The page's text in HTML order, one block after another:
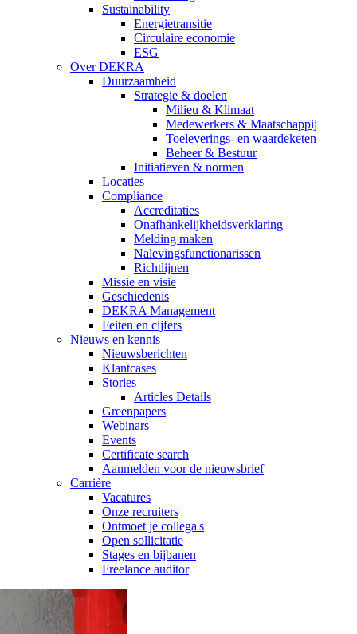
Sustainability
Energietransitie
Circulaire economie
ESG
Over DEKRA
Duurzaamheid
Strategie & doelen
Milieu & Klimaat
Medewerkers & Maatschappij
Toeleverings- en waardeketen
Beheer & Bestuur
Initiatieven & normen
Locaties
Compliance
Accreditaties
Onafhankelijkheidsverklaring
Melding maken
Nalevingsfunctionarissen
Richtlijnen
Missie en visie
Geschiedenis
DEKRA Management
Feiten en cijfers
Nieuws en kennis
Nieuwsberichten
Klantcases
Stories
Articles Details
Greenpapers
Webinars
Events
Certificate search
Aanmelden voor de nieuwsbrief
Carrière
Vacatures
Onze recruiters
Ontmoet je collega's
Open sollicitatie
Stages en bijbanen
Freelance auditor